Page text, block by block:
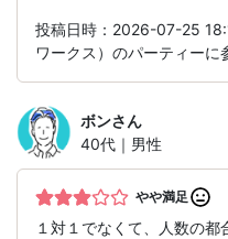
投稿日時：2026-07-25
ワークス）のパーティーに
ボンさん
40代｜男性
やや満足
１対１でなくて、人数の